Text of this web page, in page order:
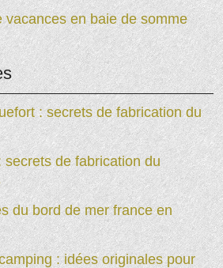
vacances en baie de somme
: secrets de fabrication du
de fabrication du
du bord de mer france en
: idées originales pour